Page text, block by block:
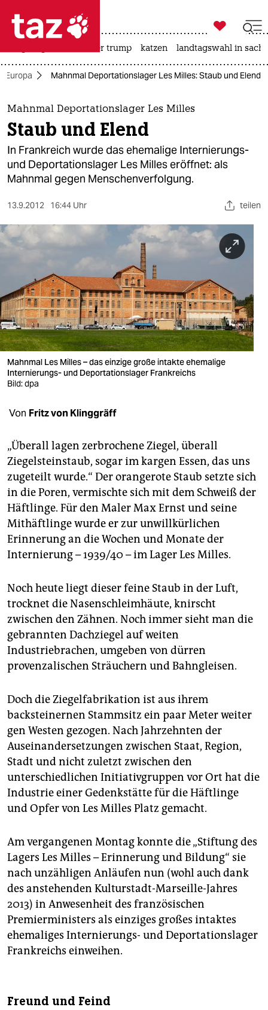
 taz zahl ich
taz zahl ich
themen
politik
öko
gesellschaft
sport
nord
wahrheit
verlag
verlag
shop
fragen & hilfe
unterstützen
abo
genossenschaft
epaper login

taz zahl ich
usa unter trump katzen landtagswahl in
Europa Mahnmal Deportationslager Les Milles: Staub und Elend
Mahnmal Deportationslager Les Milles
Staub und Elend
In Frankreich wurde das ehemalige Internierungs-
und Deportationslager Les Milles eröffnet: als
Mahnmal gegen Menschenverfolgung.
13.9.2012 16:44 Uhr teilen
Mahnmal Les Milles – das einzige große intakte ehemalige
Internierungs- und Deportationslager Frankreichs
Bild: dpa
Von Fritz von Klinggräff
„Überall lagen zerbrochene Ziegel, überall
Ziegelsteinstaub, sogar im kargen Essen, das uns
zugeteilt wurde.“ Der orangerote Staub setzte sich
in die Poren, vermischte sich mit dem Schweiß der
Häftlinge. Für den Maler Max Ernst und seine
Mithäftlinge wurde er zur unwillkürlichen
Erinnerung an die Wochen und Monate der
Internierung – 1939/40 – im Lager Les Milles.
Noch heute liegt dieser feine Staub in der Luft,
trocknet die Nasenschleimhäute, knirscht
zwischen den Zähnen. Noch immer sieht man die
gebrannten Dachziegel auf weiten
Industriebrachen, umgeben von dürren
provenzalischen Sträuchern und Bahngleisen.
Doch die Ziegelfabrikation ist aus ihrem
backsteinernen Stammsitz ein paar Meter weiter
gen Westen gezogen. Nach Jahrzehnten der
Auseinandersetzungen zwischen Staat, Region,
Stadt und nicht zuletzt zwischen den
unterschiedlichen Initiativgruppen vor Ort hat die
Industrie einer Gedenkstätte für die Häftlinge
und Opfer von Les Milles Platz gemacht.
Am vergangenen Montag konnte die „Stiftung des
Lagers Les Milles – Erinnerung und Bildung“ sie
nach unzähligen Anläufen nun (wohl auch dank
des anstehenden Kulturstadt-Marseille-Jahres
2013) in Anwesenheit des französischen
Premierministers als einziges großes intaktes
ehemaliges Internierungs- und Deportationslager
Frankreichs einweihen.
Freund und Feind